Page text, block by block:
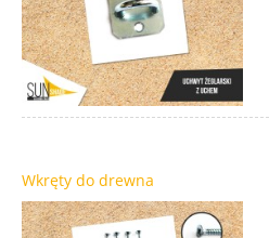
Wkręty do drewna